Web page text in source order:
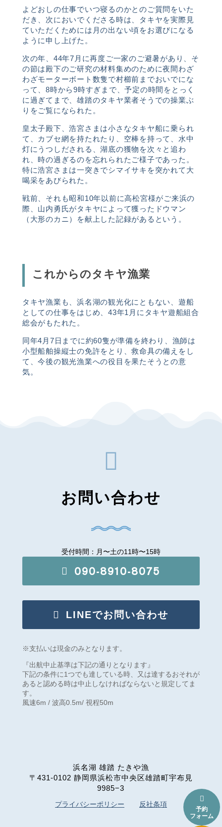

予約
フォーム
よどおしの仕事でいつ寝るのかとのご質問をいた
だき、次においでくださる時は、タキヤを実際見
ていただくためには月の出ない頃をお選びになる
ように申し上げた。
次の年、44年7月に再度ご一家のご避暑があり、そ
の節は殿下のご研究の材料集めのために夜間わざ
わざモーターボート数隻で村櫛前までおいでにな
って、8時から9時すぎまで、予定の時間をとっく
に過ぎてまで、雄踏のタキヤ業者そうでの操業ぶ
りをご覧になられた。
皇太子殿下、浩宮さまは小さなタキヤ船に乗られ
て、カブセ網を持たれたり、空棒を持って、水中
灯にうつしだされる、湖底の獲物を次々と追わ
れ、時の過ぎるのを忘れられたご様子であった。
特に浩宮さまは一突きでシマイサキを突かれて大
喝采をあびられた。
戦前、それも昭和10年以前に高松宮様がご来浜の
際、山内勇氏がタキヤによって獲ったドウマン
（大形のカニ）を献上した記録があるという。
これからのタキヤ漁業
タキヤ漁業も、浜名湖の観光化にともない、遊船
としての仕事をはじめ、43年1月にタキヤ遊船組合
総会がもたれた。
同年4月7日までに約60隻が準備を終わり、漁師は
小型船舶操縦士の免許をとり、救命具の備えをし
て、今後の観光漁業への役目を果たそうとの意
気。

お問い合わせ
受付時間：月〜土の11時〜15時
090-8910-8075
LINEでお問い合わせ
※支払いは現金のみとなります。
『出航中止基準は下記の通りとなります』
下記の条件に1つでも達している時、又は達するおそれが
あると認める時は中止しなければならないと規定してま
す。
風速6m / 波高0.5m/ 視程50m
浜名湖 雄踏 たきや漁
〒431-0102 静岡県浜松市中央区雄踏町宇布見
9985−3
プライバシーポリシー 反社条項